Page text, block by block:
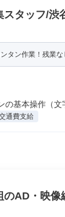
スタッフ/渋
タン作業！残業
の基本操作（文
通費支給
のAD・映像